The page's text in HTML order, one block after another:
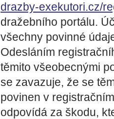
drazby-exekutori.cz/
dražebního portálu.
všechny povinné
Odesláním
těmito všeobecnými
se zavazuje, že se
povinen v
odpovídá za škodu,